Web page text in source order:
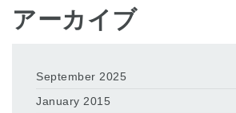
アーカイブ
September 2025
January 2015